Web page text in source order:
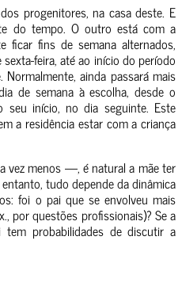
progenitores, na casa deste. E
do tempo. O outro está com a
ficar fins de semana alternados,
feira, até ao início do período
ainda passará mais
de semana à escolha, desde o
início, no dia seguinte. Este
a residência estar com a criança
menos —, é natural a mãe ter
tudo depende da dinâmica
foi o pai que se envolveu mais
por questões profissionais)? Se a
probabilidades de discutir a